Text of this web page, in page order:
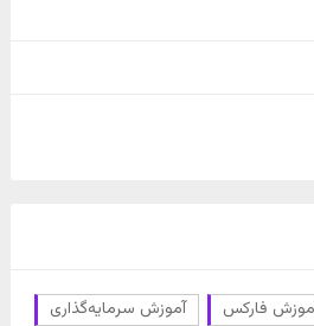
آموزش سرمایه‌گذاری
فارکس